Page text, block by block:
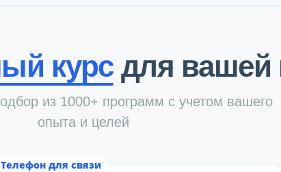
курс для вашей
из 1000+ программ с учетом вашего
опыта и целей
Телефон для связи